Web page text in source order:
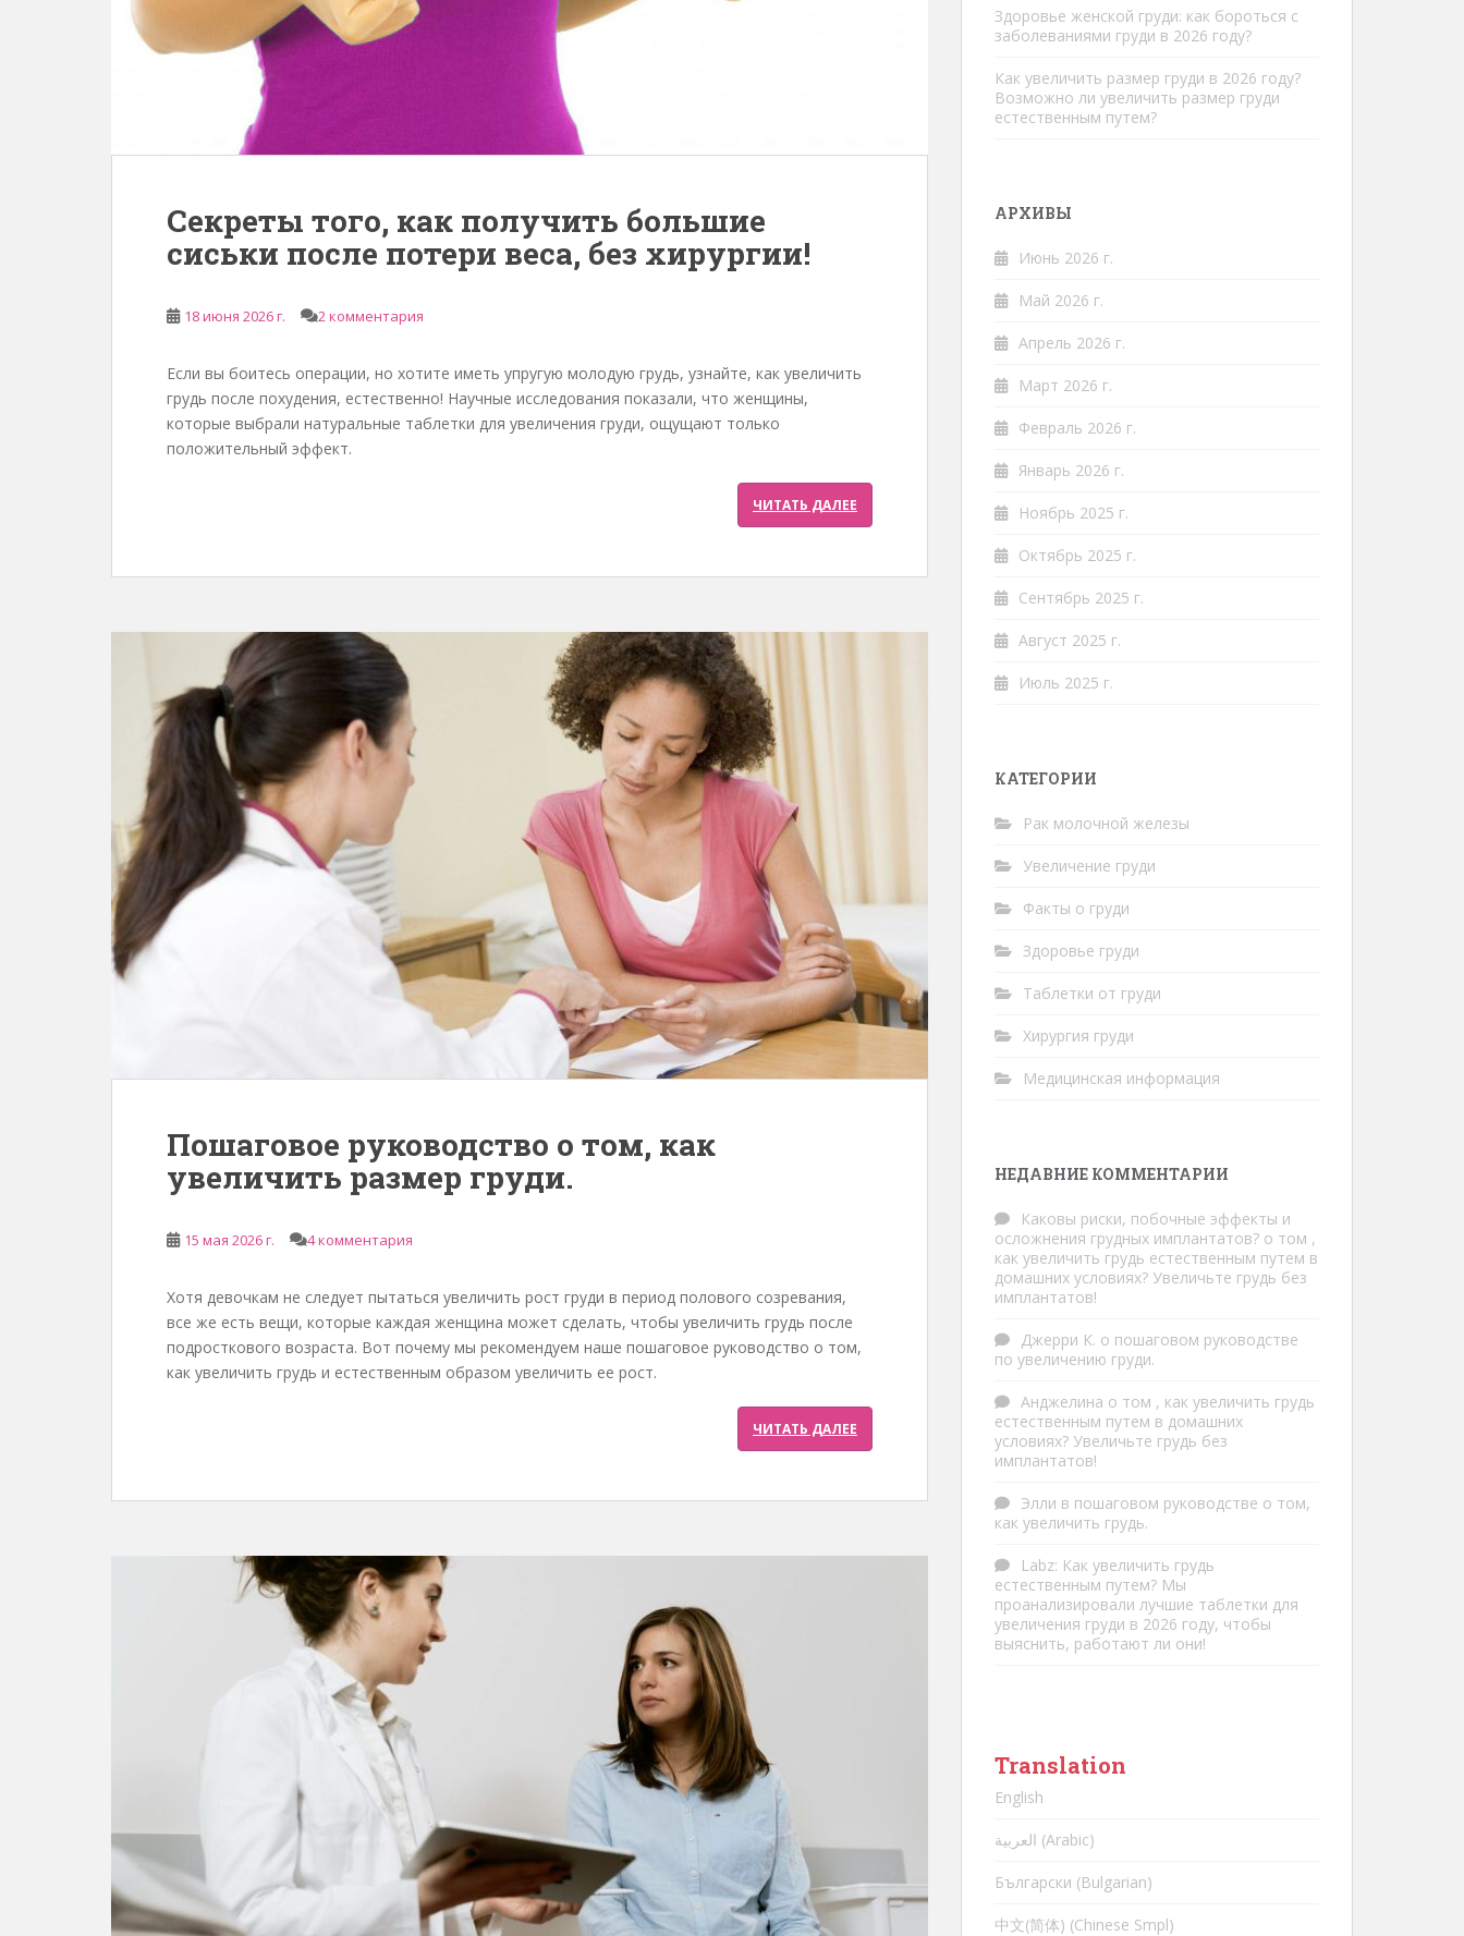
Секреты того, как получить большие
сиськи после потери веса, без хирургии!
18 июня 2026 г. 2 комментария
Если вы боитесь операции, но хотите иметь упругую молодую грудь, узнайте, как увеличить
грудь после похудения, естественно! Научные исследования показали, что женщины,
которые выбрали натуральные таблетки для увеличения груди, ощущают только
положительный эффект.
ЧИТАТЬ ДАЛЕЕ
Пошаговое руководство о том, как
увеличить размер груди.
15 мая 2026 г. 4 комментария
Хотя девочкам не следует пытаться увеличить рост груди в период полового созревания,
все же есть вещи, которые каждая женщина может сделать, чтобы увеличить грудь после
подросткового возраста. Вот почему мы рекомендуем наше пошаговое руководство о том,
как увеличить грудь и естественным образом увеличить ее рост.
ЧИТАТЬ ДАЛЕЕ
Здоровье женской груди: как бороться с
заболеваниями груди в 2026 году?
Как увеличить размер груди в 2026 году?
Возможно ли увеличить размер груди
естественным путем?
АРХИВЫ
Июнь 2026 г.
Май 2026 г.
Апрель 2026 г.
Март 2026 г.
Февраль 2026 г.
Январь 2026 г.
Ноябрь 2025 г.
Октябрь 2025 г.
Сентябрь 2025 г.
Август 2025 г.
Июль 2025 г.
КАТЕГОРИИ
Рак молочной железы
Увеличение груди
Факты о груди
Здоровье груди
Таблетки от груди
Хирургия груди
Медицинская информация
НЕДАВНИЕ КОММЕНТАРИИ
Каковы риски, побочные эффекты и
осложнения грудных имплантатов? о том ,
как увеличить грудь естественным путем в
домашних условиях? Увеличьте грудь без
имплантатов!
Джерри К. о пошаговом руководстве
по увеличению груди.
Анджелина о том , как увеличить грудь
естественным путем в домашних
условиях? Увеличьте грудь без
имплантатов!
Элли в пошаговом руководстве о том,
как увеличить грудь.
Labz: Как увеличить грудь
естественным путем? Мы
проанализировали лучшие таблетки для
увеличения груди в 2026 году, чтобы
выяснить, работают ли они!
Translation
English
العربية (Arabic)
Български (Bulgarian)
中文(简体) (Chinese Smpl)